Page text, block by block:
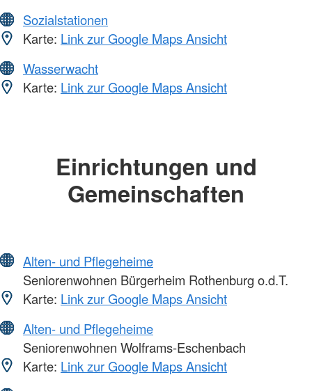
Sozialstationen
Karte: Link zur Google Maps Ansicht
Wasserwacht
Karte: Link zur Google Maps Ansicht
Einrichtungen und
Gemeinschaften
Alten- und Pflegeheime
Seniorenwohnen Bürgerheim Rothenburg o.d.T.
Karte: Link zur Google Maps Ansicht
Alten- und Pflegeheime
Seniorenwohnen Wolframs-Eschenbach
Karte: Link zur Google Maps Ansicht